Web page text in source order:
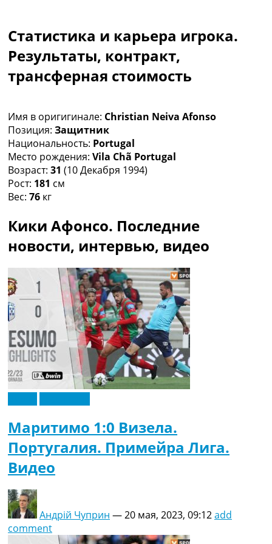
Чемпионат Мира
Украина. Премьер-Лига
Украина. Первая Лига
Лига Чемпионов
Другие Турниры >>>
Таблицы
Таблицы групп Чемпионата Мира
Украина. Премьер-Лига
Украина. Первая Лига
Лига Чемпионов. Таблицы групп
Все таблицы >>>
Рейтинги
Рейтинг стран УЕФА
Рейтинг клубов УЕФА
Рейтинг ФИФА
ТВ программа
RU
UA
Categories
Главная
Новости футбола
Видео
Трансферы
Новости футбола Украины
Последние комментарии
Конкурс прогнозов
Логин
Коллективный прогноз
Турниры
Чемпионат Мира
Статистика и карьера игрока.
Результаты, контракт,
трансферная стоимость
Имя в оригигинале: Christian Neiva Afonso
Позиция: Защитник
Национальность: Portugal
Место рождения: Vila Chã Portugal
Возраст: 31 (10 Декабря 1994)
Рост: 181 см
Вес: 76 кг
Кики Афонсо. Последние
новости, интервью, видео
Маритимо 1:0 Визела.
Португалия. Примейра Лига.
Видео
Андрій Чуприн —20 мая, 2023, 09:12add
comment